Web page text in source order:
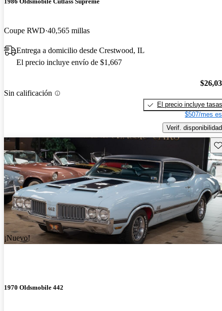
Coupe RWD 40,565 millas
Entrega a domicilio desde Crestwood, IL
El precio incluye envío de $1,667
Sin calificación
El precio incluye tasas
$507/mes
Verif. disponibilidad
¡Nuevo!
1970 Oldsmobile 442